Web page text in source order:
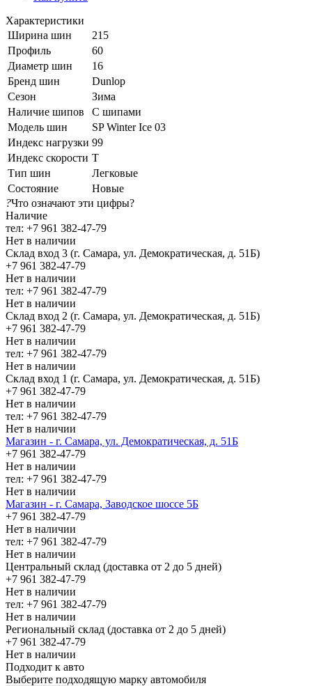
Характеристики
Ширина шин
215
Профиль
60
Диаметр шин
16
Бренд шин
Dunlop
Сезон
Зима
Наличие шипов
С шипами
Модель шин
SP Winter Ice 03
Индекс нагрузки 99
Индекс скорости T
Тип шин
Легковые
Состояние
Новые
?Что означают эти цифры?
Наличие
тел: +7 961 382-47-79
Нет в наличии
Склад вход 3 (г. Самара, ул. Демократическая, д. 51Б)
+7 961 382-47-79
Нет в наличии
тел: +7 961 382-47-79
Нет в наличии
Склад вход 2 (г. Самара, ул. Демократическая, д. 51Б)
+7 961 382-47-79
Нет в наличии
тел: +7 961 382-47-79
Нет в наличии
Склад вход 1 (г. Самара, ул. Демократическая, д. 51Б)
+7 961 382-47-79
Нет в наличии
тел: +7 961 382-47-79
Нет в наличии
Магазин - г. Самара, ул. Демократическая, д. 51Б
+7 961 382-47-79
Нет в наличии
тел: +7 961 382-47-79
Нет в наличии
Магазин - г. Самара, Заводское шоссе 5Б
+7 961 382-47-79
Нет в наличии
тел: +7 961 382-47-79
Нет в наличии
Центральный склад (доставка от 2 до 5 дней)
+7 961 382-47-79
Нет в наличии
тел: +7 961 382-47-79
Нет в наличии
Региональный склад (доставка от 2 до 5 дней)
+7 961 382-47-79
Нет в наличии
Подходит к авто
Выберите подходящую марку автомобиля